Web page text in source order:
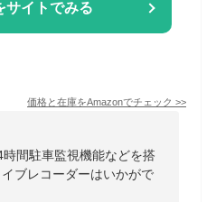
サイトでみる
価格と在庫をAmazonでチェック >>
間駐車監視機能などを搭
ブレコーダーはいかがで